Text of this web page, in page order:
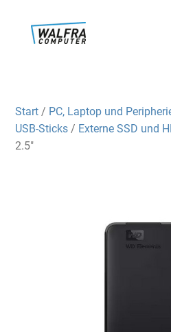
Start / PC, Laptop und
USB-Sticks / Externe SSD und
2.5″